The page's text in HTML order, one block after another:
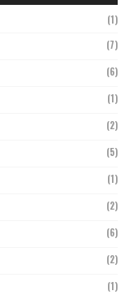
(1)
(7)
(6)
(1)
(2)
(5)
(1)
(2)
(6)
(2)
(1)